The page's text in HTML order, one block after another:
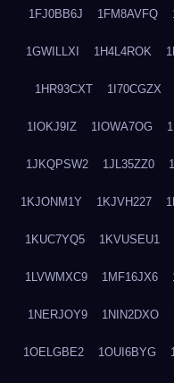
1FJ0BB6J 1FM8AVFQ
1GWILLXI 1H4L4ROK
1HR93CXT 1I70CGZX
1IOKJ9IZ 1IOWA7OG
1JKQPSW2 1JL35ZZ0
1KJONM1Y 1KJVH227
1KUC7YQ5 1KVUSEU1
1LVWMXC9 1MF16JX6
1NERJOY9 1NIN2DXO
1OELGBE2 1OUI6BYG